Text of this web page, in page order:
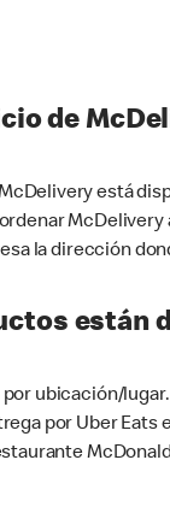
de
está
McDelivery
la dirección
están
ubicación/
por Uber Eats